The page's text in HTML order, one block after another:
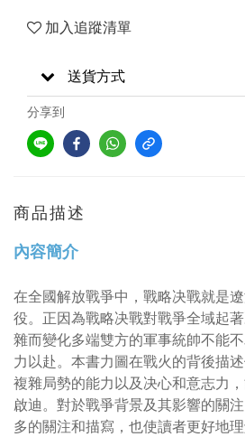
加入追蹤清單
送貨方式
分享到
商品描述
內容簡介
在全國解放戰爭中，戰略决戰就是
役。正因為戰略决戰對戰爭全域起
雜而變化多端雙方的軍事統帥不能
力以赴。本書力圖在戰火的背後描
複雜局勢的能力以及决心和意志力
啟迪。對於戰爭背景及其影響的關
多的關注和描寫，也使讀者更好地